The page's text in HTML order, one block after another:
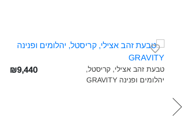
טבעת זהב אצילי, קריסטל,
יהלומים ופנינה GRAVITY‎
₪9,440